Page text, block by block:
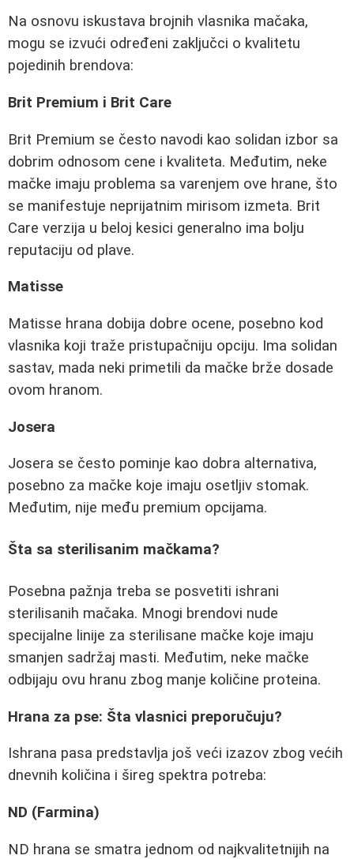
Na osnovu iskustava brojnih vlasnika mačaka,
mogu se izvući određeni zaključci o kvalitetu
pojedinih brendova:
Brit Premium i Brit Care
Brit Premium se često navodi kao solidan izbor sa
dobrim odnosom cene i kvaliteta. Međutim, neke
mačke imaju problema sa varenjem ove hrane, što
se manifestuje neprijatnim mirisom izmeta. Brit
Care verzija u beloj kesici generalno ima bolju
reputaciju od plave.
Matisse
Matisse hrana dobija dobre ocene, posebno kod
vlasnika koji traže pristupačniju opciju. Ima solidan
sastav, mada neki primetili da mačke brže dosade
ovom hranom.
Josera
Josera se često pominje kao dobra alternativa,
posebno za mačke koje imaju osetljiv stomak.
Međutim, nije među premium opcijama.
Šta sa sterilisanim mačkama?
Posebna pažnja treba se posvetiti ishrani
sterilisanih mačaka. Mnogi brendovi nude
specijalne linije za sterilisane mačke koje imaju
smanjen sadržaj masti. Međutim, neke mačke
odbijaju ovu hranu zbog manje količine proteina.
Hrana za pse: Šta vlasnici preporučuju?
Ishrana pasa predstavlja još veći izazov zbog većih
dnevnih količina i šireg spektra potreba:
ND (Farmina)
ND hrana se smatra jednom od najkvalitetnijih na